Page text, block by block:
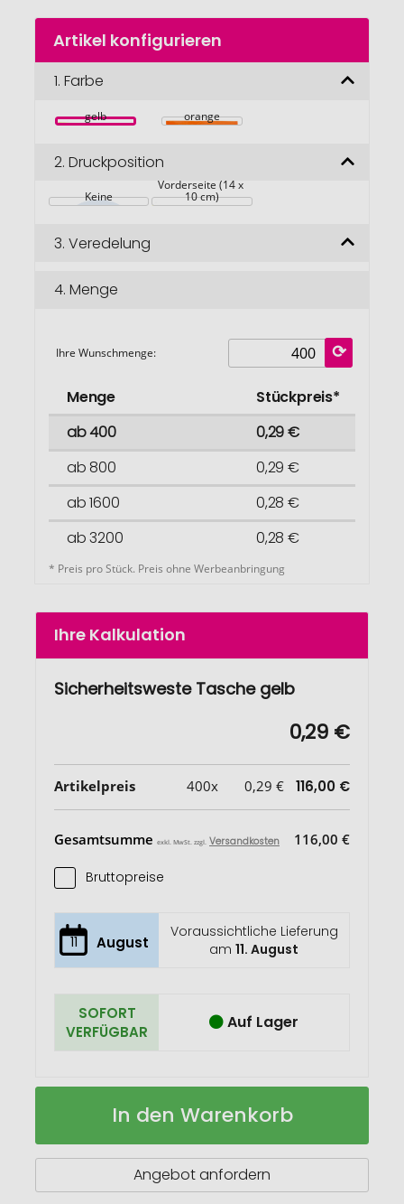
Zum
Anfang
Bildgalerie
Artikel konfigurieren
1. Farbe
gelb orange
2. Druckposition
Keine
Vorderseite (14 x
10 cm)
3. Veredelung
4. Menge
Ihre Wunschmenge:
Menge
Stückpreis*
ab 400
0,29 €
ab 800
0,29 €
ab 1600
0,28 €
ab 3200
0,28 €
* Preis pro Stück. Preis ohne Werbeanbringung
Ihre Kalkulation
Sicherheitsweste Tasche gelb
0,29 €
Artikelpreis 400x 0,29 € 116,00 €
Gesamtsumme exkl. MwSt. zzgl. Versandkosten 116,00 €
Bruttopreise
11 August
Voraussichtliche Lieferung
am11. August
SOFORT
VERFÜGBAR
Auf Lager
Sicherheitsweste
Auf
In den Warenkorb
Angebot anfordern